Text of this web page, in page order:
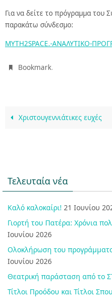
Για να δείτε το πρόγραμμα του
παρακάτω σύνδεσμο:
MYTH2SPACE.-ΑΝΑΛΥΤΙΚΟ-
Bookmark.
Χριστουγεννιάτικες ευχές
Τελευταία νέα
Καλό καλοκαίρι! 21 Ιουνίου
Γιορτή του Πατέρα: Χρόνια
Ιουνίου 2026
Ολοκλήρωση του
Ιουνίου 2026
Θεατρική παράσταση από το
Τίτλοι Προόδου και Τίτλοι